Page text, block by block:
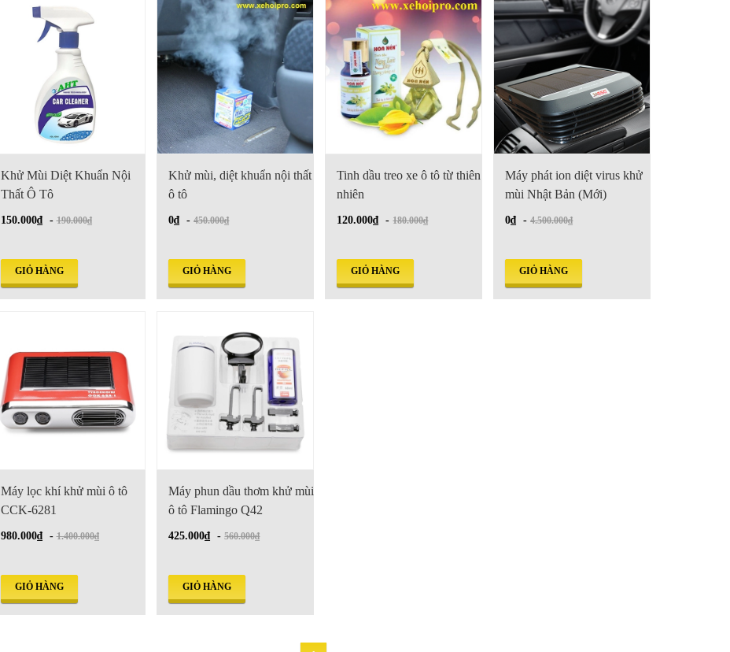
Khử Mùi Diệt Khuẩn Nội
Thất Ô Tô
150.000₫ -190.000₫
GIỎ HÀNG
Khử mùi, diệt khuẩn nội thất
ô tô
0₫ -450.000₫
GIỎ HÀNG
Tinh dầu treo xe ô tô từ thiên
nhiên
120.000₫ -180.000₫
GIỎ HÀNG
Máy phát ion diệt virus khử
mùi Nhật Bản (Mới)
0₫ -4.500.000₫
GIỎ HÀNG
Máy lọc khí khử mùi ô tô
CCK-6281
980.000₫ -1.400.000₫
GIỎ HÀNG
Máy phun dầu thơm khử mùi
ô tô Flamingo Q42
425.000₫ -560.000₫
GIỎ HÀNG